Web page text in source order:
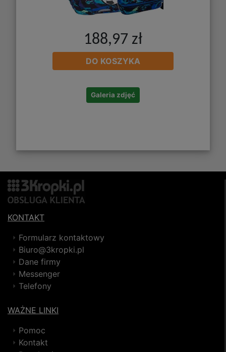
188,97 zł
DO KOSZYKA
Galeria zdjęć
KONTAKT
Formularz kontaktowy
Biuro@3kropki.pl
Dane firmy
Messenger
Telefony
WAŻNE LINKI
Pomoc
Kontakt